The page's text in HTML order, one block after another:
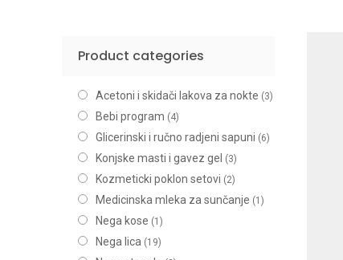
Product categories
Acetoni i skidači lakova za nokte (3)
Bebi program (4)
Glicerinski i ručno radjeni sapuni (6)
Konjske masti i gavez gel (3)
Kozmeticki poklon setovi (2)
Medicinska mleka za sunčanje (1)
Nega kose (1)
Nega lica (19)